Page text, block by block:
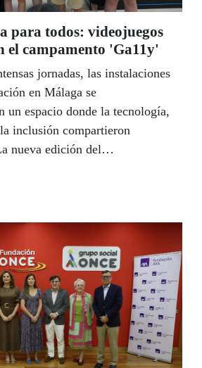
para todos: videojuegos
el campamento 'Ga11y'
jornadas, las instalaciones
en Málaga se
un espacio donde la tecnología,
inclusión compartieron
nueva edición del
que el videojuego puede
del entretenimiento y
herramienta capaz de generar
barreras y fomentar la